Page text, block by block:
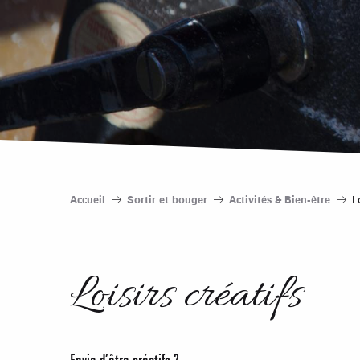
Accueil Sortir et bouger Activités & Bien-être
Loisirs créatifs